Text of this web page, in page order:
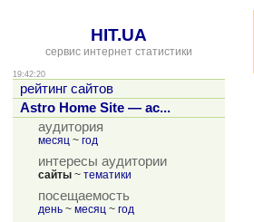
HIT.UA
сервис интернет статистики
19:42:20
рейтинг сайтов
Astro Home Site — ас...
аудитория
месяц ~ год
интересы аудитории
сайты ~ тематики
посещаемость
день ~ месяц ~ год